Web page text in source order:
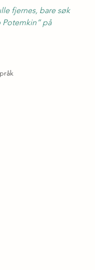
fjernes, bare søk
på